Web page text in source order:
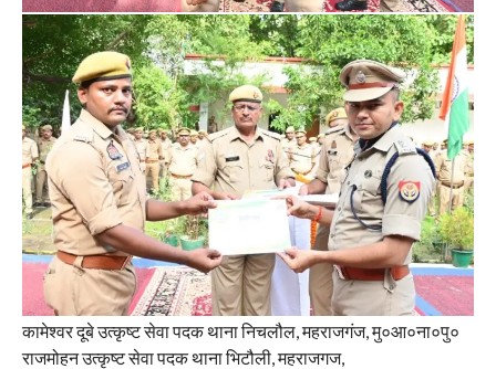
कामेश्वर दूबे उत्कृष्ट सेवा पदक थाना निचलौल, महराजगंज, मु०आ०ना०पु०
राजमोहन उत्कृष्ट सेवा पदक थाना भिटौली, महराजगज,